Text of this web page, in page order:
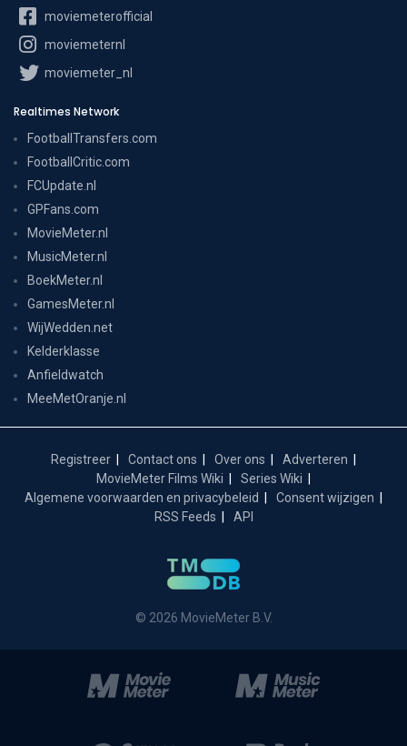
moviemeterofficial
moviemeternl
moviemeter_nl
Realtimes Network
FootballTransfers.com
FootballCritic.com
FCUpdate.nl
GPFans.com
MovieMeter.nl
MusicMeter.nl
BoekMeter.nl
GamesMeter.nl
WijWedden.net
Kelderklasse
Anfieldwatch
MeeMetOranje.nl
Registreer Contact ons Over ons
Adverteren
MovieMeter Films Wiki
Series Wiki
Algemene voorwaarden en privacybeleid
Consent wijzigen
RSS Feeds
API
© 2026 MovieMeter B.V.